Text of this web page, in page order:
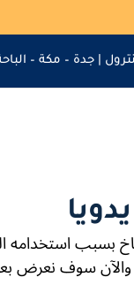
| جدة – مكة –
بسبب
والآن سوف